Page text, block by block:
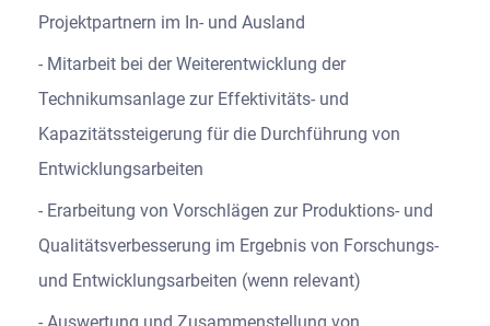
Projektpartnern im In- und Ausland
Mitarbeit bei der Weiterentwicklung der
Technikumsanlage zur Effektivitäts- und
Kapazitätssteigerung für die Durchführung von
Entwicklungsarbeiten
Erarbeitung von Vorschlägen zur Produktions- und
Qualitätsverbesserung im Ergebnis von Forschungs-
und Entwicklungsarbeiten (wenn relevant)
Auswertung und Zusammenstellung von